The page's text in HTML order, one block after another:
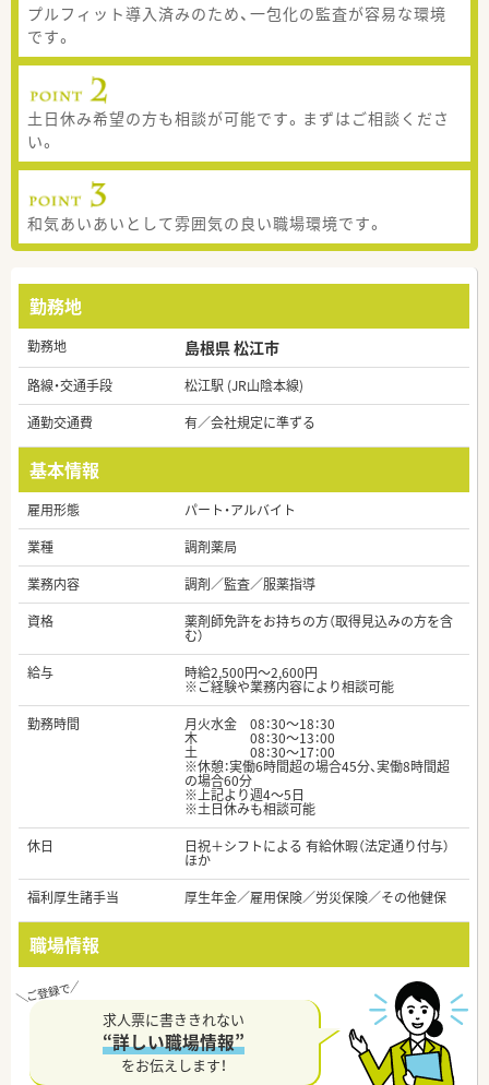
プルフィット導入済みのため、一包化の監査が容易な環境
です。
土日休み希望の方も相談が可能です。まずはご相談くださ
い。
和気あいあいとして雰囲気の良い職場環境です。
勤務地
勤務地 島根県 松江市
路線・交通手段
松江駅 (JR山陰本線)
通勤交通費
有／会社規定に準ずる
基本情報
雇用形態
パート・アルバイト
業種
調剤薬局
業務内容
調剤／監査／服薬指導
資格
薬剤師免許をお持ちの方（取得見込みの方を含
む）
給与
時給2,500円～2,600円
※ご経験や業務内容により相談可能
勤務時間
月火水金 08：30～18：30
木 08：30～13：00
土 08：30～17：00
※休憩：実働6時間超の場合45分、実働8時間超
の場合60分
※上記より週4～5日
※土日休みも相談可能
休日
日祝＋シフトによる 有給休暇（法定通り付与）
ほか
福利厚生諸手当
厚生年金／雇用保険／労災保険／その他健保
職場情報
求人票に書ききれない
“詳しい職場情報”
をお伝えします！